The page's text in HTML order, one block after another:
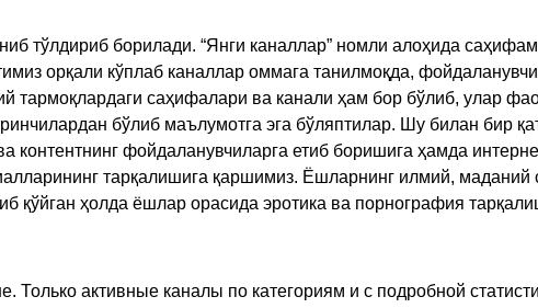
тўлдириб борилади. “Янги каналлар” номли алоҳида
орқали кўплаб каналлар оммага танилмоқда,
тармоқлардаги саҳифалари ва канали ҳам бор бўлиб, улар
бўлиб маълумотга эга бўляптилар. Шу билан бир
фойдаланувчиларга етиб боришига ҳамда
тарқалишига қаршимиз. Ёшларнинг илмий,
қўйган ҳолда ёшлар орасида эротика ва порнография
Только активные каналы по категориям и с подробной